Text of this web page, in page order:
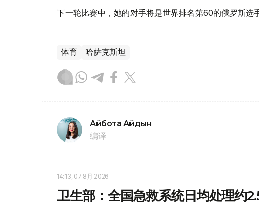
下一轮比赛中，她的对手将是世界排名第60的俄罗斯选
体育 哈萨克斯坦
Айбота Айдын
编译
14:13, 07 8月 2026
卫生部：全国急救系统日均处理约